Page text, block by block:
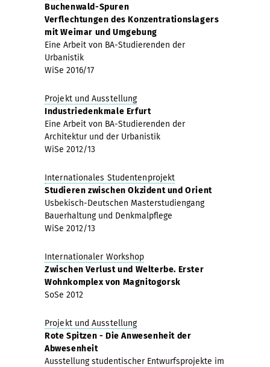
Buchenwald-Spuren
Verflechtungen des Konzentrationslagers
mit Weimar und Umgebung
Eine Arbeit von BA-Studierenden der
Urbanistik
WiSe 2016/17
Projekt und Ausstellung
Industriedenkmale Erfurt
Eine Arbeit von BA-Studierenden der
Architektur und der Urbanistik
WiSe 2012/13
Internationales Studentenprojekt
Studieren zwischen Okzident und Orient
Usbekisch-Deutschen Masterstudiengang
Bauerhaltung und Denkmalpflege
WiSe 2012/13
Internationaler Workshop
Zwischen Verlust und Welterbe. Erster
Wohnkomplex von Magnitogorsk
SoSe 2012
Projekt und Ausstellung
Rote Spitzen - Die Anwesenheit der
Abwesenheit
Ausstellung studentischer Entwurfsprojekte im